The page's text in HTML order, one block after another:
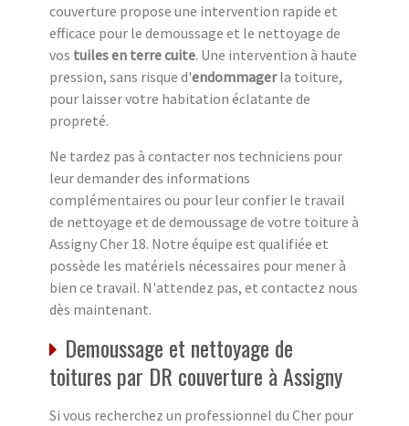
couverture propose une intervention rapide et
efficace pour le demoussage et le nettoyage de
vos tuiles en terre cuite. Une intervention à haute
pression, sans risque d'endommagerla toiture,
pour laisser votre habitation éclatante de
propreté.
Ne tardez pas à contacter nos techniciens pour
leur demander des informations
complémentaires ou pour leur confier le travail
de nettoyage et de demoussage de votre toiture à
Assigny Cher 18. Notre équipe est qualifiée et
possède les matériels nécessaires pour mener à
bien ce travail. N'attendez pas, et contactez nous
dès maintenant.
Demoussage et nettoyage de
toitures par DR couverture à Assigny
Si vous recherchez un professionnel du Cher pour